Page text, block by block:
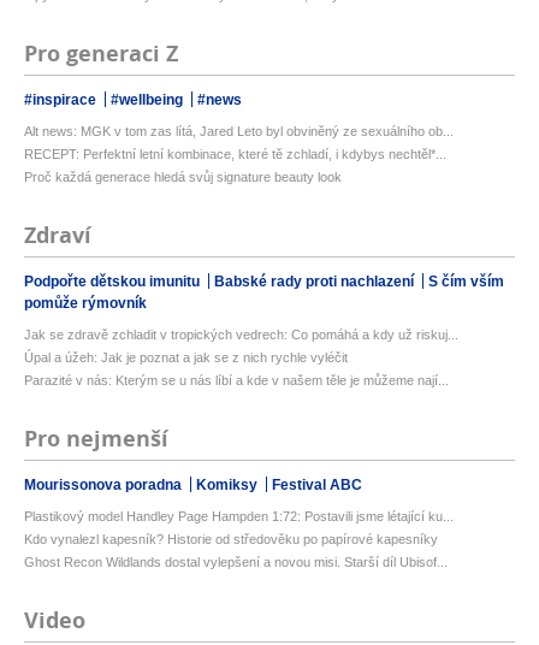
Pro generaci Z
#inspirace #wellbeing #news
Alt news: MGK v tom zas lítá, Jared Leto byl obviněný ze sexuálního ob...
RECEPT: Perfektní letní kombinace, které tě zchladí, i kdybys nechtěl*...
Proč každá generace hledá svůj signature beauty look
Zdraví
Podpořte dětskou imunitu Babské rady proti nachlazení
S čím vším
pomůže rýmovník
Jak se zdravě zchladit v tropických vedrech: Co pomáhá a kdy už riskuj...
Úpal a úžeh: Jak je poznat a jak se z nich rychle vyléčit
Parazité v nás: Kterým se u nás líbí a kde v našem těle je můžeme nají...
Pro nejmenší
Mourissonova poradna Komiksy Festival ABC
Plastikový model Handley Page Hampden 1:72: Postavili jsme létající ku...
Kdo vynalezl kapesník? Historie od středověku po papírové kapesníky
Ghost Recon Wildlands dostal vylepšení a novou misi. Starší díl Ubisof...
Video